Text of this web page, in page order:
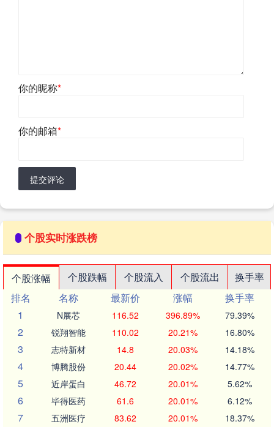
你的昵称*
你的邮箱*
提交评论
个股实时涨跌榜
个股涨幅 个股跌幅 个股流入 个股流出
换手率
排名
名称 最新价 涨幅
换手率
1
N展芯 116.52 396.89% 79.39%
2 锐翔智能 110.02 20.21% 16.80%
3 志特新材 14.8 20.03% 14.18%
4 博腾股份 20.44 20.02% 14.77%
5 近岸蛋白 46.72 20.01% 5.62%
6 毕得医药 61.6 20.01% 6.12%
7 五洲医疗 83.62 20.01% 18.37%